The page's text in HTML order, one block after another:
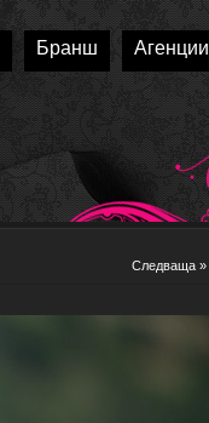
Бранш Агенции
Следваща »